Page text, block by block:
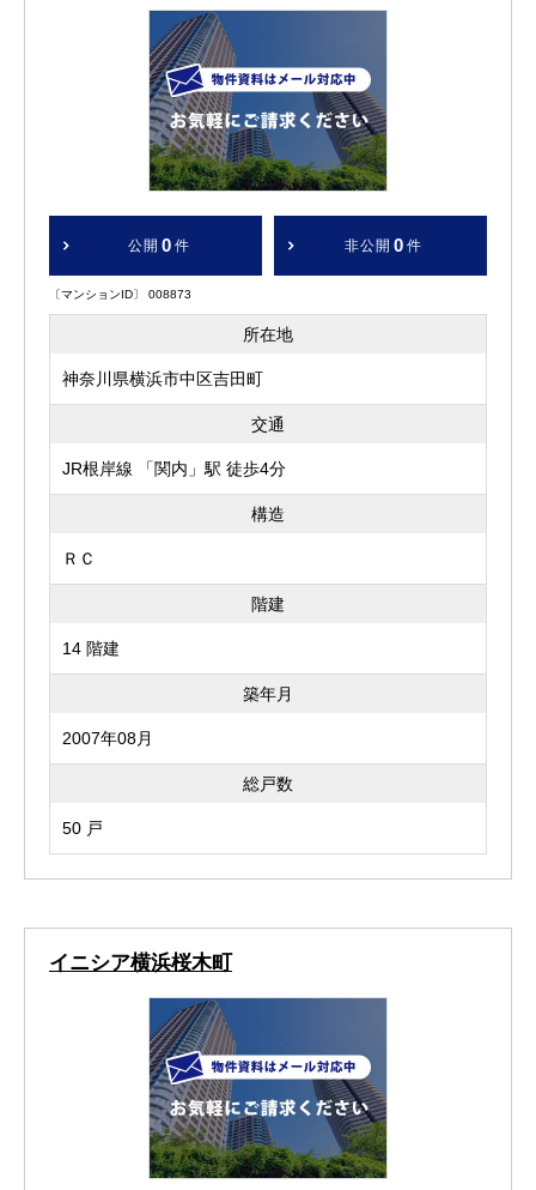
公開 0 件 非公開 0 件
〔マンションID〕 008873
所在地
神奈川県横浜市中区吉田町
交通
JR根岸線 「関内」駅 徒歩4分
構造
ＲＣ
階建
14 階建
築年月
2007年08月
総戸数
50 戸
イニシア横浜桜木町